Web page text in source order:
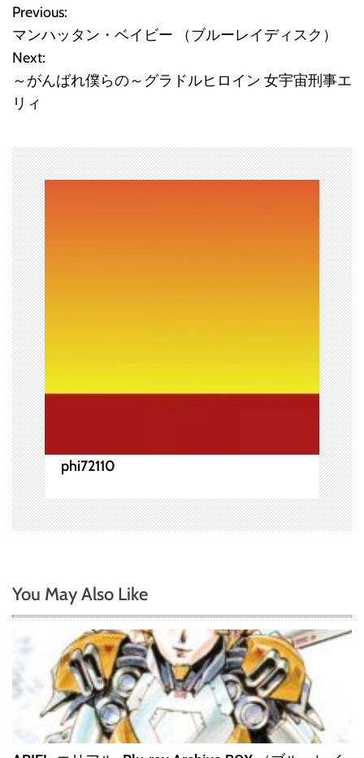
投
稿
ナ
ゲ
ー
シ
ョ
ン
Previous:
マンハッタン・ベイビー （ブルーレイディスク）
Next:
～がんばれ僕らの～グラドルヒロイン 女宇宙刑事エ
リィ
phi72110
You May Also Like